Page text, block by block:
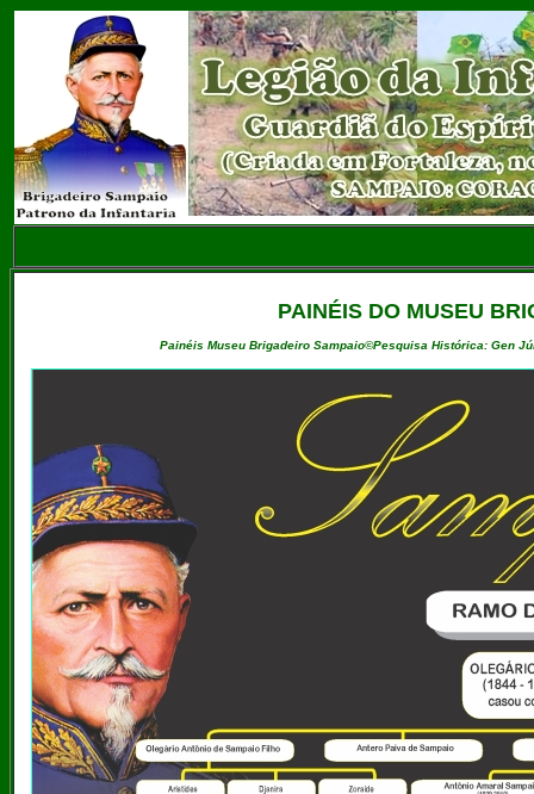
PAINÉIS DO MUSEU
Painéis Museu Brigadeiro Sampaio©Pesquisa Histórica: Gen